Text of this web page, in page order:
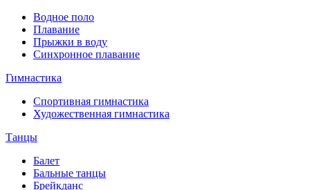
Водное поло
Плавание
Прыжки в воду
Синхронное плавание
Гимнастика
Спортивная гимнастика
Художественная гимнастика
Танцы
Балет
Бальные танцы
Брейкданс